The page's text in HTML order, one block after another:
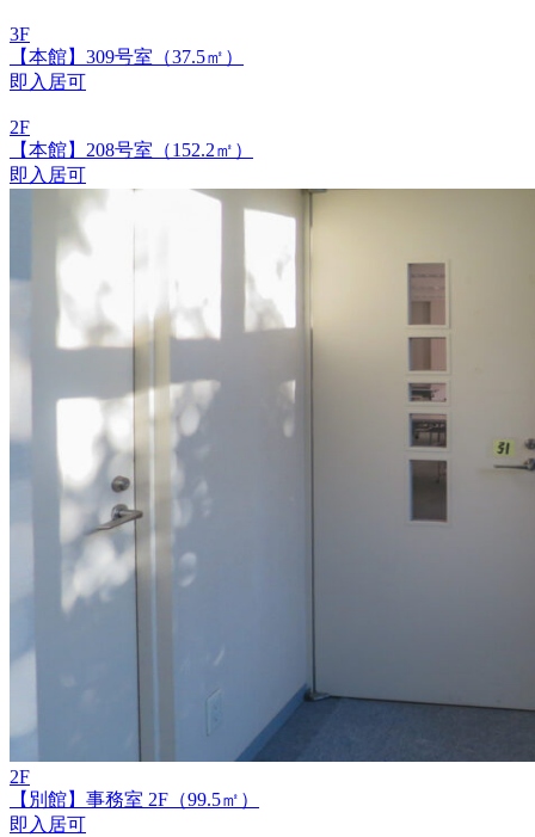
3F
【本館】309号室（37.5㎡）
即入居可
2F
【本館】208号室（152.2㎡）
即入居可
2F
【別館】事務室 2F（99.5㎡）
即入居可